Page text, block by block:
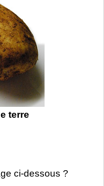
terre
ci-dessous ?